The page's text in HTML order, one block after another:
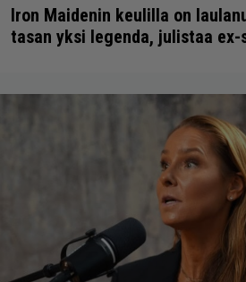
Iron Maidenin keulilla on
tasan yksi legenda, julistaa